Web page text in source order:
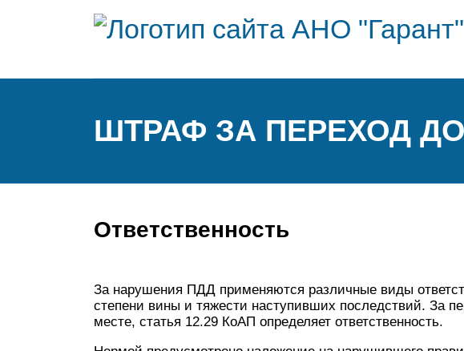
ШТРАФ ЗА ПЕРЕХОД
Ответственность
За нарушения ПДД применяются различные виды
степени вины и тяжести наступивших последствий. За
месте, статья 12.29 КоАП определяет ответственность.